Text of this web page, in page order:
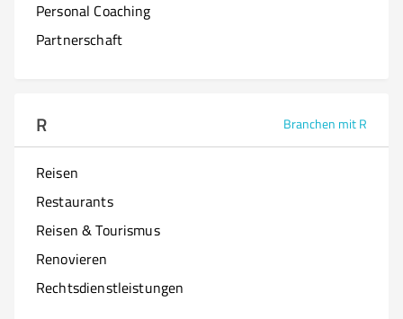
Personal Coaching
Partnerschaft
R Branchen mit R
Reisen
Restaurants
Reisen & Tourismus
Renovieren
Rechtsdienstleistungen